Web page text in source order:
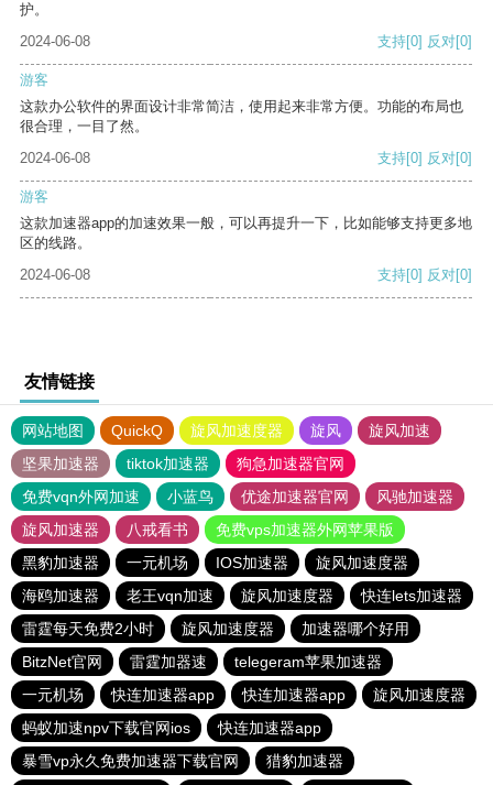
护。
2024-06-08
支持[0] 反对[0]
游客
这款办公软件的界面设计非常简洁，使用起来非常方便。功能的布局也
很合理，一目了然。
2024-06-08
支持[0] 反对[0]
游客
这款加速器app的加速效果一般，可以再提升一下，比如能够支持更多地
区的线路。
2024-06-08
支持[0] 反对[0]
友情链接
网站地图 QuickQ 旋风加速度器 旋风
旋风加速
坚果加速器
tiktok加速器
狗急加速器官网
免费vqn外网加速
小蓝鸟 优途加速器官网
风驰加速器
旋风加速器
八戒看书
免费vps加速器外网苹果版
黑豹加速器
一元机场 IOS加速器
旋风加速度器
海鸥加速器
老王vqn加速 旋风加速度器
快连lets加速器
雷霆每天免费2小时
旋风加速度器
加速器哪个好用
BitzNet官网
雷霆加器速
telegeram苹果加速器
一元机场
快连加速器app 快连加速器app
旋风加速度器
蚂蚁加速npv下载官网ios
快连加速器app
暴雪vp永久免费加速器下载官网
猎豹加速器